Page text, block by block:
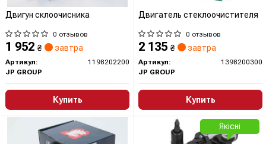
Двигун склоочисника
0 отзывов
1 952 ₴ завтра
Артикул:
1198202200
JP GROUP
Купить
Двигатель стеклоочистителя
0 отзывов
2 135 ₴ завтра
Артикул:
1398200300
JP GROUP
Купить
Якісні